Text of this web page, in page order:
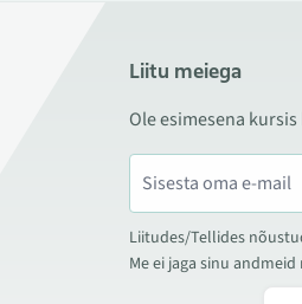
Liitu meiega
Ole esimesena
Liitudes/Tellides
Me ei jaga sinu